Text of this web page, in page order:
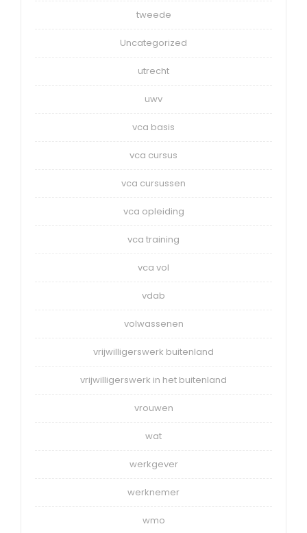
tweede
Uncategorized
utrecht
uwv
vca basis
vca cursus
vca cursussen
vca opleiding
vca training
vca vol
vdab
volwassenen
vrijwilligerswerk buitenland
vrijwilligerswerk in het buitenland
vrouwen
wat
werkgever
werknemer
wmo